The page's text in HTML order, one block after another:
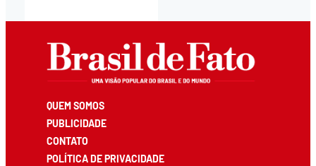
QUEM SOMOS
PUBLICIDADE
CONTATO
POLÍTICA DE PRIVACIDADE